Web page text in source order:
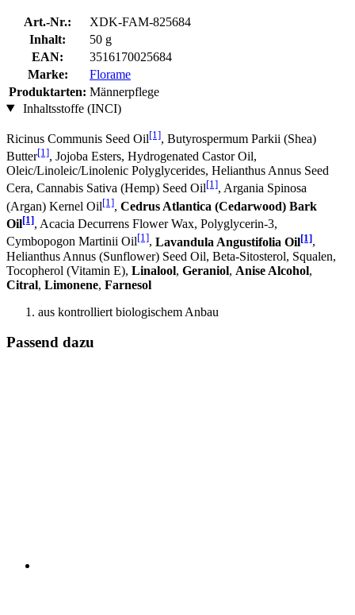
Art.-Nr.:
XDK-FAM-825684
Inhalt:
50 g
EAN:
3516170025684
Marke:
Florame
Produktarten: Männerpflege
Inhaltsstoffe (INCI)
Ricinus Communis Seed Oil[1], Butyrospermum Parkii (Shea)
Butter[1], Jojoba Esters, Hydrogenated Castor Oil,
Oleic/Linoleic/Linolenic Polyglycerides, Helianthus Annus Seed
Cera, Cannabis Sativa (Hemp) Seed Oil[1], Argania Spinosa
(Argan) Kernel Oil[1], Cedrus Atlantica (Cedarwood) Bark
Oil[1], Acacia Decurrens Flower Wax, Polyglycerin-3,
Cymbopogon Martinii Oil[1], Lavandula Angustifolia Oil[1],
Helianthus Annus (Sunflower) Seed Oil, Beta-Sitosterol, Squalen,
Tocopherol (Vitamin E), Linalool, Geraniol, Anise Alcohol,
Citral, Limonene, Farnesol
aus kontrolliert biologischem Anbau
Passend dazu